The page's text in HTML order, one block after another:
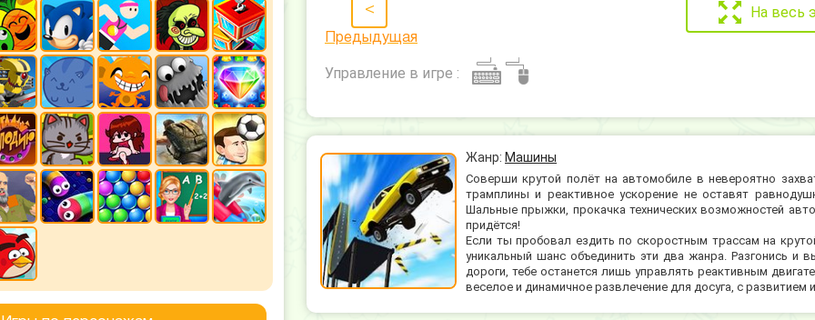
<
Предыдущая
На весь
Управление в игре :
Жанр: Машины
Соверши крутой полёт на автомобиле в невероятно
трамплины и реактивное ускорение не оставят
Шальные прыжки, прокачка технических возможностей
придётся!
Если ты пробовал ездить по скоростным трассам на
уникальный шанс объединить эти два жанра. Разгонись и
дороги, тебе останется лишь управлять реактивным
веселое и динамичное развлечение для досуга, с развитием